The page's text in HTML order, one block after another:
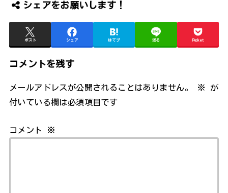
シェアをお願いします！
ポスト シェア はてブ 送る Pocket
コメントを残す
メールアドレスが公開されることはありません。 ※
が
付いている欄は必須項目です
コメント ※